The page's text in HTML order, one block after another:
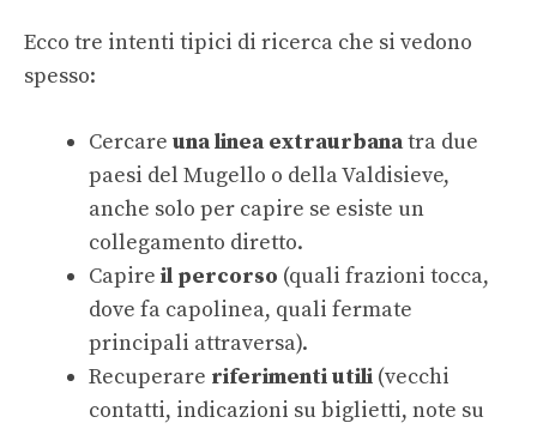
Ecco tre intenti tipici di ricerca che si vedono
spesso:
Cercare una linea extraurbanatra due
paesi del Mugello o della Valdisieve,
anche solo per capire se esiste un
collegamento diretto.
Capire il percorso (quali frazioni tocca,
dove fa capolinea, quali fermate
principali attraversa).
Recuperare riferimenti utili (vecchi
contatti, indicazioni su biglietti, note su